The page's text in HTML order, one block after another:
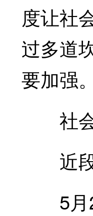
度让社
过多道
要加强。
社会
近段
5月